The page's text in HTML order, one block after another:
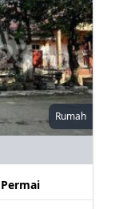
Rumah